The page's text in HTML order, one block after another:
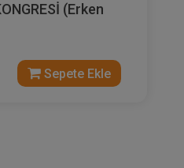
(Erken
Sepete Ekle